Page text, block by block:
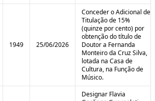
1949 25/06/2026
Conceder o Adicional de
Titulação de 15%
(quinze por cento) por
obtenção do título de
Doutor a Fernanda
Monteiro da Cruz Silva,
lotada na Casa de
Cultura, na Função de
Músico.
Designar Flavia